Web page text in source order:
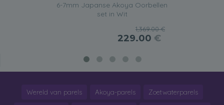
6-7mm Japanse Akoya Oorbellen
set in Wit
1,369.00 €
229.00 €
Wereld van parels Akoya-parels Zoetwaterparels